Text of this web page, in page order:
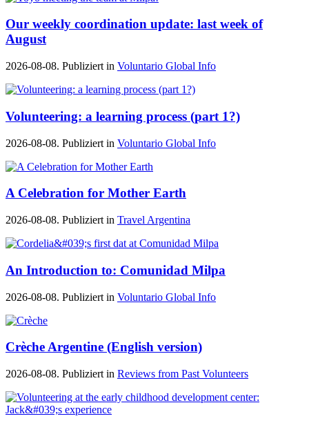
Our weekly coordination update: last week of
August
2026-08-08. Publiziert in Voluntario Global Info
Volunteering: a learning process (part 1?)
2026-08-08. Publiziert in Voluntario Global Info
A Celebration for Mother Earth
2026-08-08. Publiziert in Travel Argentina
An Introduction to: Comunidad Milpa
2026-08-08. Publiziert in Voluntario Global Info
Crèche Argentine (English version)
2026-08-08. Publiziert in Reviews from Past Volunteers